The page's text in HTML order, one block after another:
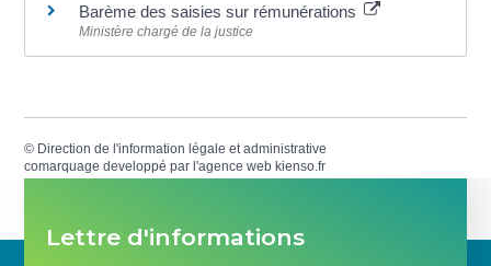
Barème des saisies sur rémunérations
Ministère chargé de la justice
© Direction de l'information légale et administrative
comarquage developpé par l'agence web kienso.fr
Lettre d'informations